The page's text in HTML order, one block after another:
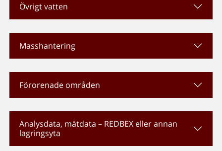
Övrigt vatten
Masshantering
Förorenade områden
Analysdata, mätdata – REDBEX eller annan
lagringsyta